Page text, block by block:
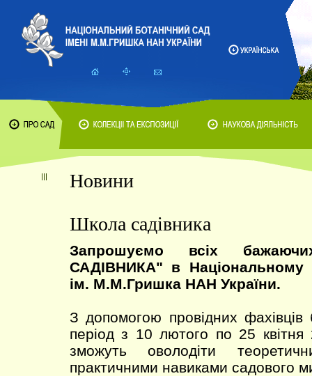
Новини
Школа садівника
Запрошуємо всіх
САДІВНИКА" в Національному
ім. М.М.Гришка НАН України.
З допомогою провідних фахівців
період з 10 лютого по 25
зможуть оволодіти
практичними навиками садового